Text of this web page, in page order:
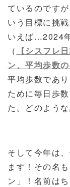
ているのです
いう目標に挑
いえば…2024
（
【シスフレ
ン、平均歩数
平均歩数であ
ために毎日歩
た。どのよう
そして今年は
ます！その名
ン」！名前は